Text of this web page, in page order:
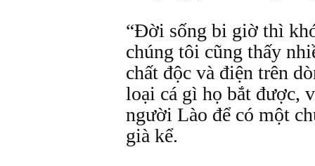
“Ðời sống bi giờ thì
chúng tôi cũng thấy
chất độc và điện trên
loại cá gì họ bắt được,
người Lào để có một
già kể.